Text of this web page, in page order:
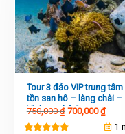
Tour 3 đảo VIP trung
tồn san hô – làng chài –
Vịnh san hô 2
750,000₫ 700,000₫
1